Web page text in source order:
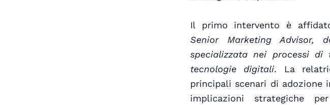
Il primo intervento è
Senior Marketing Advisor,
specializzata nei processi
tecnologie digitali. La
principali scenari di
implicazioni strategiche